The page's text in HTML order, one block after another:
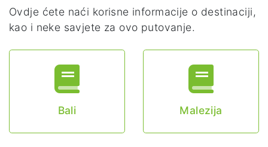
Ovdje ćete naći korisne informacije o destinaciji,
kao i neke savjete za ovo putovanje.
Bali Malezija